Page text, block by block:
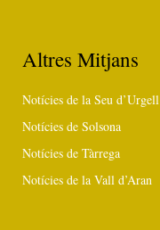
Altres Mitjans
Notícies de la Seu d’Urgell
Notícies de Solsona
Notícies de Tàrrega
Notícies de la Vall d’Aran